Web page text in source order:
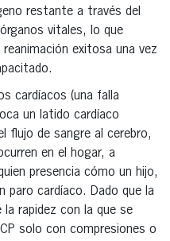
restante a través del
vitales, lo que
exitosa una vez
cardíacos (una falla
un latido cardíaco
flujo de sangre al cerebro,
en el hogar, a
presencia cómo un hijo,
paro cardíaco. Dado que la
la rapidez con la que se
solo con compresiones o